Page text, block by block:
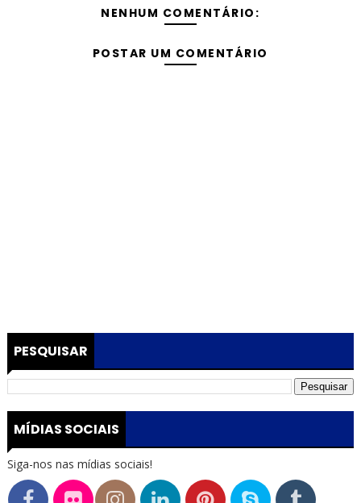
NENHUM COMENTÁRIO:
POSTAR UM COMENTÁRIO
PESQUISAR
MÍDIAS SOCIAIS
Siga-nos nas mídias sociais!